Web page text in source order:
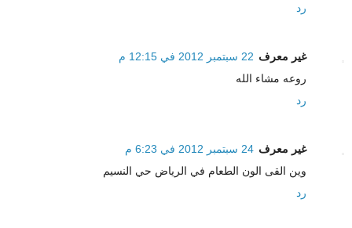
رد
غير معرف 22 سبتمبر 2012 في 12:15 م
روعه مشاء الله
رد
غير معرف 24 سبتمبر 2012 في 6:23 م
وين القى الون الطعام في الرياض حي النسيم
رد